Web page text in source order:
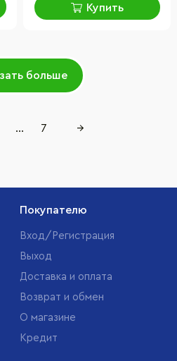
Купить
больше
... 7 →
Покупателю
Вход/Регистрация
Выход
Доставка и оплата
Возврат и обмен
О магазине
Кредит